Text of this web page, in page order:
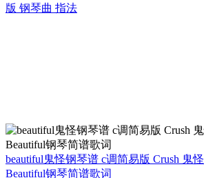
版 钢琴曲 指法
beautiful鬼怪钢琴谱 c调简易版 Crush 鬼
Beautiful钢琴简谱歌词